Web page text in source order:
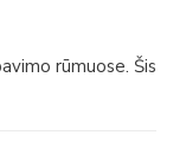
rūmuose. Šis